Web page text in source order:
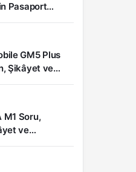
Pasaport
Kayıt
Sorulan
GM5 Plus
Şikâyet ve
M1 Soru,
ve